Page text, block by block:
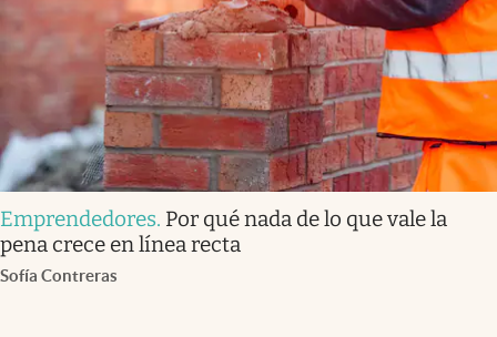
Emprendedores. Por qué nada de lo que vale la
pena crece en línea recta
Sofía Contreras